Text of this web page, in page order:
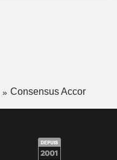
Consensus Accor